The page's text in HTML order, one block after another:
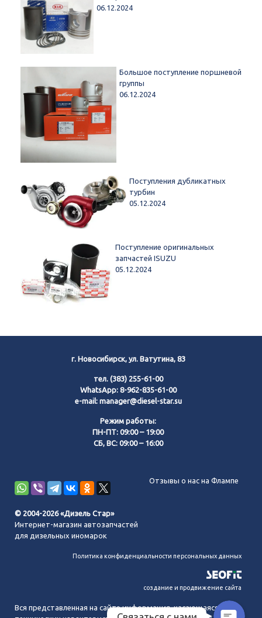
06.12.2024
Большое поступление поршневой
группы
06.12.2024
Поступления дубликатных
турбин
05.12.2024
Поступление оригинальных
запчастей ISUZU
05.12.2024
г. Новосибирск, ул. Ватутина, 83
тел. (383) 255-61-00
WhatsApp: 8-962-835-61-00
e-mail: manager@diesel-star.su
Режим работы:
ПН-ПТ: 09:00 – 19:00
СБ, ВС: 09:00 – 16:00
Отзывы о нас на Флампе
© 2004-2026 «Дизель Стар»
Интернет-магазин автозапчастей
для дизельных иномарок
Политика конфиденциальности персональных данных
создание и продвижение сайта
Вся представленная на сайте информация, касающаяся